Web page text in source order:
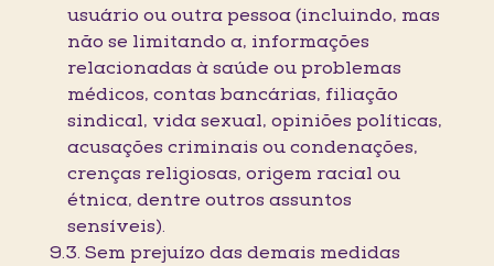
usuário ou outra pessoa (incluindo, mas
não se limitando a, informações
relacionadas à saúde ou problemas
médicos, contas bancárias, filiação
sindical, vida sexual, opiniões políticas,
acusações criminais ou condenações,
crenças religiosas, origem racial ou
étnica, dentre outros assuntos
sensíveis).
9.3. Sem prejuízo das demais medidas